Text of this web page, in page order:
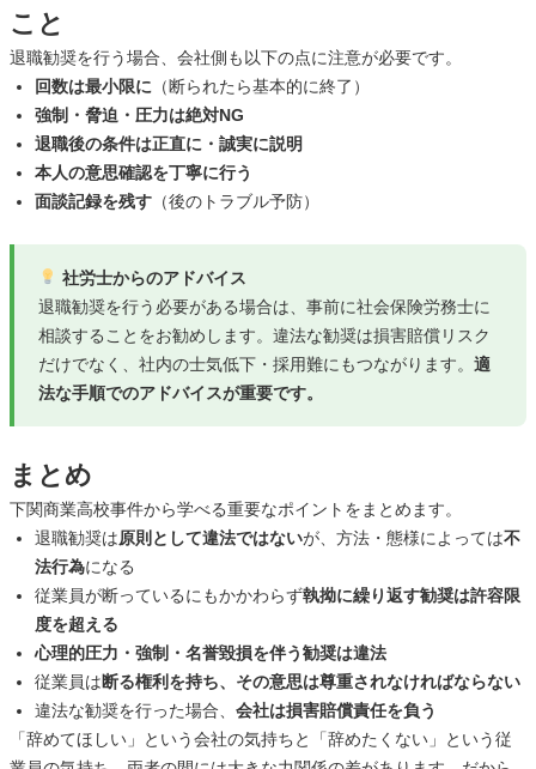
こと
退職勧奨を行う場合、会社側も以下の点に注意が必要です。
回数は最小限に （断られたら基本的に終了）
強制・脅迫・圧力は絶対NG
退職後の条件は正直に・誠実に説明
本人の意思確認を丁寧に行う
面談記録を残す （後のトラブル予防）
社労士からのアドバイス
退職勧奨を行う必要がある場合は、事前に社会保険労務士に
相談することをお勧めします。違法な勧奨は損害賠償リスク
だけでなく、社内の士気低下・採用難にもつながります。 適
法な手順でのアドバイスが重要です。
まとめ
下関商業高校事件から学べる重要なポイントをまとめます。
退職勧奨は原則として違法ではないが、方法・態様によっては不
法行為になる
従業員が断っているにもかかわらず執拗に繰り返す勧奨は許容限
度を超える
心理的圧力・強制・名誉毀損を伴う勧奨は違法
従業員は断る権利を持ち、その意思は尊重されなければならない
違法な勧奨を行った場合、会社は損害賠償責任を負う
「辞めてほしい」という会社の気持ちと「辞めたくない」という従